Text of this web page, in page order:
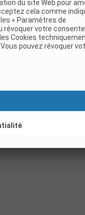
8
Très bien
(1211 Avis)
187